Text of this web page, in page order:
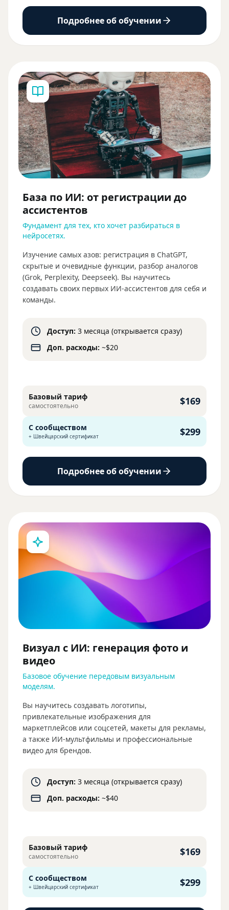
Подробнее об обучении
База по ИИ: от регистрации до
ассистентов
Фундамент для тех, кто хочет разбираться в
нейросетях.
Изучение самых азов: регистрация в ChatGPT,
скрытые и очевидные функции, разбор аналогов
(Grok, Perplexity, Deepseek). Вы научитесь
создавать своих первых ИИ-ассистентов для себя и
команды.
Доступ: 3 месяца (открывается сразу)
Доп. расходы: ~$20
Базовый тариф
самостоятельно $169
С сообществом
+ Швейцарский сертификат $299
Подробнее об обучении
Визуал с ИИ: генерация фото и
видео
Базовое обучение передовым визуальным
моделям.
Вы научитесь создавать логотипы,
привлекательные изображения для
маркетплейсов или соцсетей, макеты для рекламы,
а также ИИ-мультфильмы и профессиональные
видео для брендов.
Доступ: 3 месяца (открывается сразу)
Доп. расходы: ~$40
Базовый тариф
самостоятельно $169
С сообществом
+ Швейцарский сертификат $299